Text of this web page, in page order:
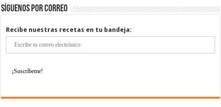
Síguenos por correo
Recibe nuestras recetas en tu bandeja: